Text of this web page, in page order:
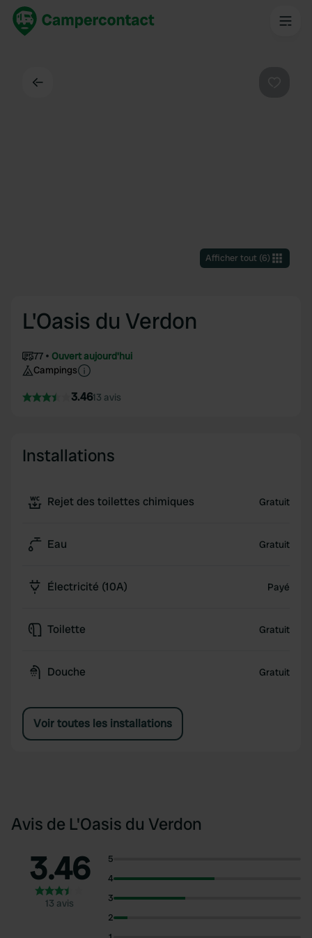
Afficher tout(6)
L'Oasis du Verdon
77
Ouvert aujourd'hui
Campings
3.4613 avis
Installations
Rejet des toilettes chimiques Gratuit
Eau Gratuit
Électricité (10A) Payé
Toilette Gratuit
Douche Gratuit
Voir toutes les installations
Avis de L'Oasis du Verdon
3.46
13 avis
5
4
3
2